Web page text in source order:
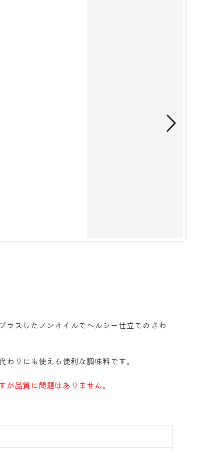
スしたノンオイルでヘルシー仕立てのさわ
りにも使える便利な調味料です。
品質に問題はありません。